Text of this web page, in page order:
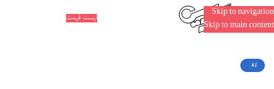
Skip to navigation
Skip to main content
کاتالوگ
لیست قیمت
خانه فروشگاه لوازم نقاشی و رنگ آمیزی
-8%